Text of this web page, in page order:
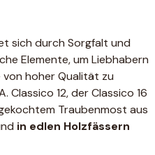
sich durch Sorgfalt und
Elemente, um Liebhabern
hoher Qualität zu
Classico 12, der Classico 16
Traubenmost aus
in edlen Holzfässern